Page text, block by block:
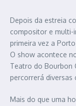
Depois da estreia
compositor e multi-
primeira vez a
O show acontece
Teatro do Bourbon
percorrerá diversas
Mais do que uma